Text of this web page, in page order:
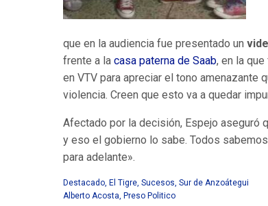
que en la audiencia fue presentado un
frente a la casa paterna de Saab, en la
en VTV para apreciar el tono amenazante
violencia. Creen que esto va a quedar
Afectado por la decisión, Espejo aseguró
y eso el gobierno lo sabe. Todos
para adelante».
Destacado, El Tigre, Sucesos, Sur de Anzoátegui
Alberto Acosta, Preso Politico